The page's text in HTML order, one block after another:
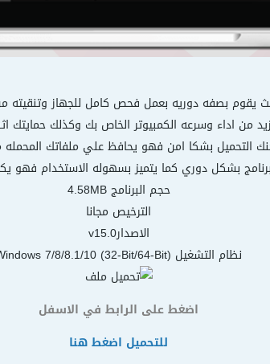
يقوم بصفه دوريه بعمل فحص كامل للجهاز وتنقيته
من اداء وسرعه الكمبيوتر الخاص بك وكذلك حمايتك
التحميل بشكا امن فهو يحافظ علي ملفاتك
بشكل دوري كما يتميز بسهوله الاستخدام فهو
حجم البرنامج 4.58MB
الترخيص مجانا
الاصدارv15.0
نظام التشغيل Windows 7/8/8.1/10 (32-Bit/64-Bit)
اضغط على الرابط في الاسفل
للتحميل اضغط هنا